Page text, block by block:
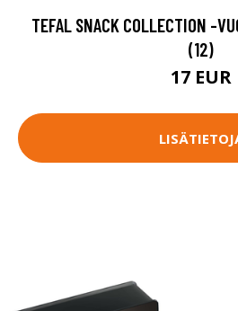
TEFAL SNACK COLLECTION -
(12)
17 EUR